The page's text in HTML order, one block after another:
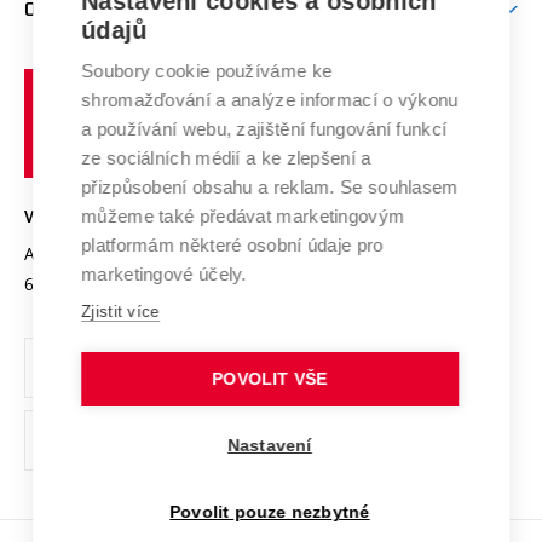
E-přihláška
Doktorské studium
Podpora podnikání
Systém zajišťování kvality výzkumu
Výzkumné infrastruktury
Transfer znalostí
Open Science
Projekty
Projekty ze strukturálních fondů
Specifický výzkum
Zahraniční spolupráce
Spolupráce se školami
Mezinárodní dohody
Univerzitní sítě
O UNIVERZITĚ
Profil univerzity
Udržitelná univerzita
Podnikavá univerzita / ContriBUTe
Bezpečná univerzita
Vyznamenání
Organizační struktura
Ochrana osobních údajů
odkaz)
učení
technické
Brně
VYSOKÉ UČENÍ TECHNICKÉ V BRNĚ
Antonínská 548/1
602 00 Brno
www.vut.cz
vut@vutbr.cz
údajů
Soubory cookie používáme ke
shromažďování a analýze informací o výkonu
a používání webu, zajištění fungování funkcí
ze sociálních médií a ke zlepšení a
přizpůsobení obsahu a reklam. Se souhlasem
můžeme také předávat marketingovým
platformám některé osobní údaje pro
marketingové účely.
Zjistit více
POVOLIT VŠE
Nastavení
Povolit pouze nezbytné